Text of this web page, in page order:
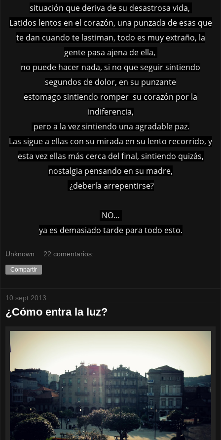
situación que deriva de su desastrosa vida,
Latidos lentos en el corazón, una punzada de esas que
te dan cuando te lastiman, todo es muy extraño, la
gente pasa ajena de ella,
no puede hacer nada, si no que seguirsintiendo
segundos de dolor, en su punzante
estomago sintiendo romper su corazón por la
indiferencia,
pero a la vez sintiendo una agradable paz.
Las sigue a ellas con su mirada en su lento recorrido, y
esta vez ellas más cerca del final, sintiendo quizás,
nostalgia pensando en su madre,
¿debería arrepentirse?
NO…
ya es demasiado tarde para todo esto.
Unknown 22 comentarios:
Compartir
10 sept 2013
¿Cómo entra la luz?